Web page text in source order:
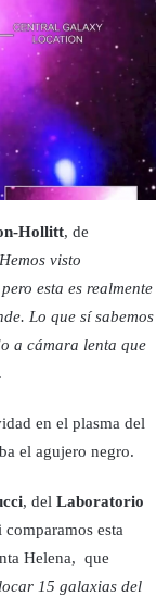
Hollitt, de
visto
esta es realmente
Lo que sí sabemos
a cámara lenta que
.
en el plasma del
el agujero negro.
, del Laboratorio
comparamos esta
Helena, que
15 galaxias del